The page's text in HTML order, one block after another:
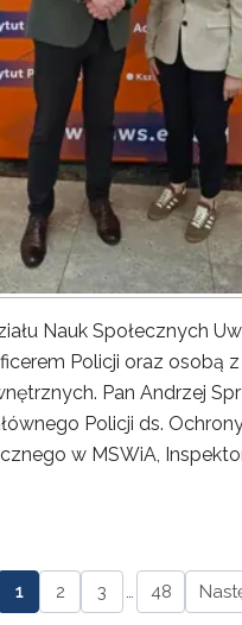
Nauk Społecznych
Policji oraz osobą
Pan Andrzej
Policji ds.
w MSWiA,
1 2 3 … 48